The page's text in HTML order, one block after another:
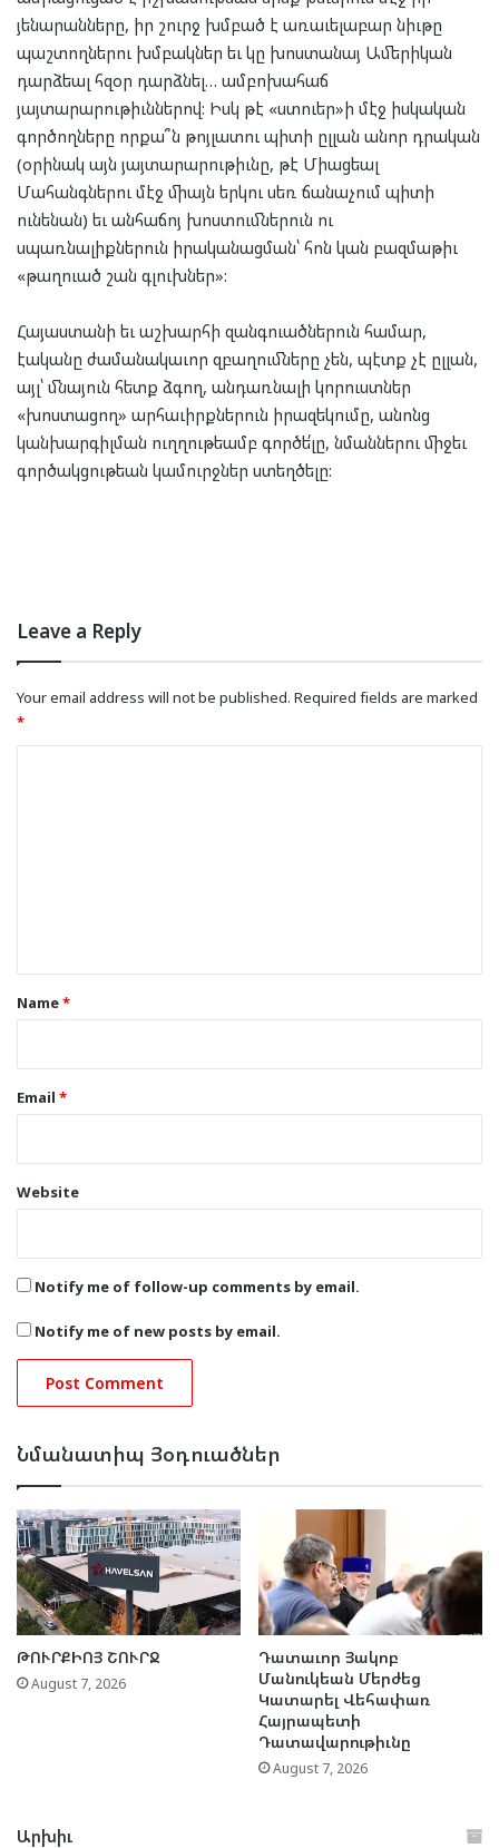
յենարանները, իր շուրջ խմբած է առաւելաբար նիւթը
պաշտողներու խմբակներ եւ կը խոստանայ Ամերիկան
դարձեալ հզօր դարձնել… ամբոխահաճ
յայտարարութիւններով: Իսկ թէ «ստուեր»ի մէջ իսկական
գործողները որքա՞ն թոյլատու պիտի ըլլան անոր դրական
(օրինակ այն յայտարարութիւնը, թէ Միացեալ
Մահանգներու մէջ միայն երկու սեռ ճանաչում պիտի
ունենան) եւ անհաճոյ խոստումներուն ու
սպառնալիքներուն իրականացման՝ հոն կան բազմաթիւ
«թաղուած շան գլուխներ»:
Հայաստանի եւ աշխարհի զանգուածներուն համար,
էականը ժամանակաւոր զբաղումները չեն, պէտք չէ ըլլան,
այլ՝ մնայուն հետք ձգող, անդառնալի կորուստներ
«խոստացող» արհաւիրքներուն իրազեկումը, անոնց
կանխարգիլման ուղղութեամբ գործե՛լը, նմաններու միջեւ
գործակցութեան կամուրջներ ստեղծելը:
Leave a Reply
Your email address will not be published. Required fields are marked
*
*Name*
Email *
Website
Notify me of follow-up comments by email.
Notify me of new posts by email.
Նմանատիպ Յօդուածներ
ԹՈՒՐՔԻՈՅ ՇՈՒՐՋ
August 7, 2026
Դատաւոր Յակոբ
Մանուկեան Մերժեց
Կատարել Վեհափառ
Հայրապետի
Դատավարութիւնը
August 7, 2026
Արխիւ